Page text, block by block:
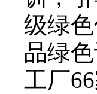
级绿
品绿
工厂